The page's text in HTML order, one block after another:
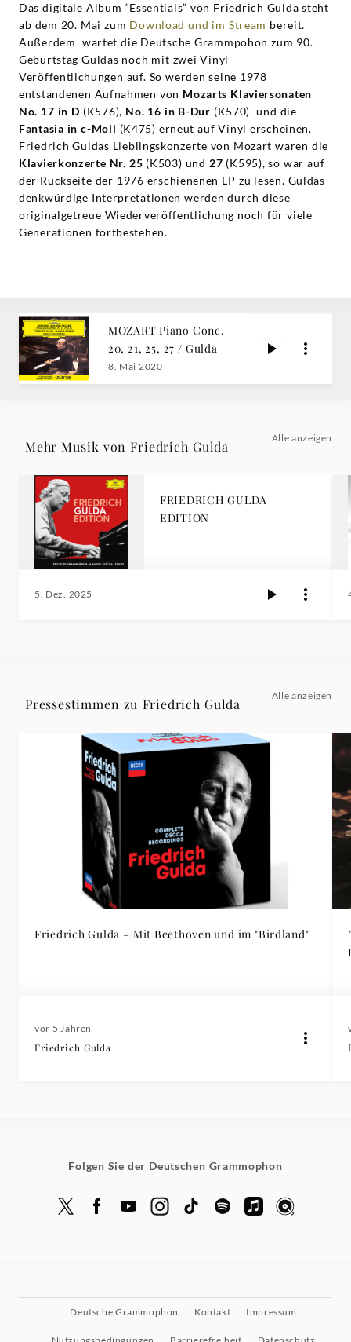
Das digitale Album “Essentials” von Friedrich Gulda steht
ab dem 20. Mai zum Download und im Stream bereit.
Außerdem wartet die Deutsche Grammpohon zum 90.
Geburtstag Guldas noch mit zwei Vinyl-
Veröffentlichungen auf. So werden seine 1978
entstandenen Aufnahmen von Mozarts Klaviersonaten
No. 17 in D (K576), No. 16 in B-Dur (K570) und die
Fantasia in c-Moll (K475) erneut auf Vinyl erscheinen.
Friedrich Guldas Lieblingskonzerte von Mozart waren die
Klavierkonzerte Nr. 25 (K503) und 27 (K595), so war auf
der Rückseite der 1976 erschienenen LP zu lesen. Guldas
denkwürdige Interpretationen werden durch diese
originalgetreue Wiederveröffentlichung noch für viele
Generationen fortbestehen.
MOZART Piano Conc.
20, 21, 25, 27 / Gulda
8. Mai 2020
Mehr Musik von Friedrich Gulda
Alle anzeigen
FRIEDRICH GULDA
EDITION
5. Dez. 2025
Pressestimmen zu Friedrich Gulda
Alle anzeigen
Friedrich Gulda – Mit Beethoven und im "Birdland"
vor 5 Jahren
Friedrich Gulda
Folgen Sie der Deutschen Grammophon
Deutsche Grammophon Kontakt Impressum